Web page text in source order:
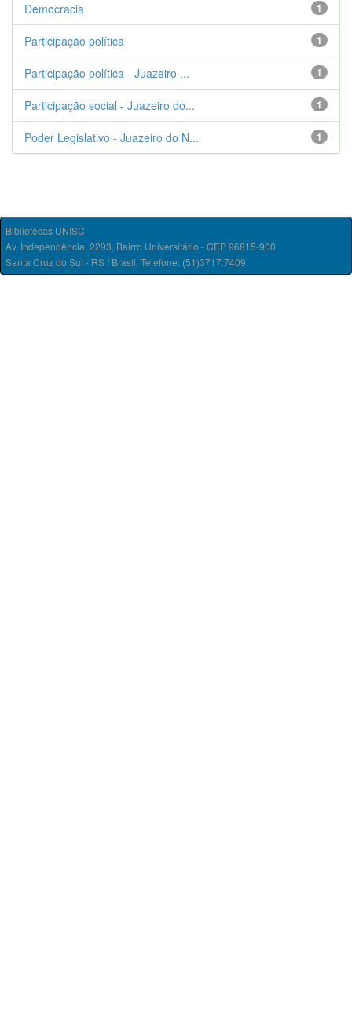
1
Democracia
1
Participação política
1
Participação política - Juazeiro ...
1
Participação social - Juazeiro do...
1
Poder Legislativo - Juazeiro do N...
Bibliotecas UNISC
Av. Independência, 2293, Bairro Universitário - CEP 96815-900
Santa Cruz do Sul - RS / Brasil. Telefone: (51)3717.7409